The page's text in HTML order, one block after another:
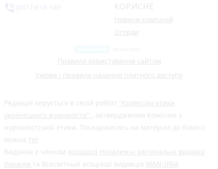
КОРИСНЕ
Новини компаній
Огляди
Правила користування сайтом
Умови і правила надання платного доступу
Редакція керується в своїй роботі "Кодексом етики
українського журналіста"
, затвердженим Комісією з
журналістської етики. Поскаржитись на матеріал до Комісії
можна тут
Видання є членом Асоціації Незалежні регіональні видавці
України та Всесвітньої асоціації видавців WAN-IFRA